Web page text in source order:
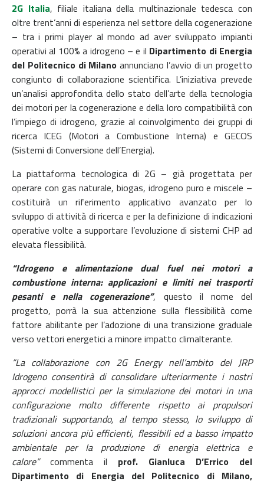
2G Italia, filiale italiana della multinazionale tedesca con
oltre trent’anni di esperienza nel settore della cogenerazione
– tra i primi player al mondo ad aver sviluppato impianti
operativi al 100% a idrogeno – e il Dipartimento di Energia
del Politecnico di Milano annunciano l’avvio di un progetto
congiunto di collaborazione scientifica. L’iniziativa prevede
un’analisi approfondita dello stato dell’arte della tecnologia
dei motori per la cogenerazione e della loro compatibilità con
l’impiego di idrogeno, grazie al coinvolgimento dei gruppi di
ricerca ICEG (Motori a Combustione Interna) e GECOS
(Sistemi di Conversione dell’Energia).
La piattaforma tecnologica di 2G – già progettata per
operare con gas naturale, biogas, idrogeno puro e miscele –
costituirà un riferimento applicativo avanzato per lo
sviluppo di attività di ricerca e per la definizione di indicazioni
operative volte a supportare l’evoluzione di sistemi CHP ad
elevata flessibilità.
“Idrogeno e alimentazione dual fuel nei motori a
combustione interna: applicazioni e limiti nei trasporti
pesanti e nella cogenerazione”, questo il nome del
progetto, porrà la sua attenzione sulla flessibilità come
fattore abilitante per l’adozione di una transizione graduale
verso vettori energetici a minore impatto climalterante.
“La collaborazione con 2G Energy nell’ambito del JRP
Idrogeno consentirà di consolidare ulteriormente i nostri
approcci modellistici per la simulazione dei motori in una
configurazione molto differente rispetto ai propulsori
tradizionali supportando, al tempo stesso, lo sviluppo di
soluzioni ancora più efficienti, flessibili ed a basso impatto
ambientale per la produzione di energia elettrica e
calore” commenta il prof. Gianluca D’Errico del
Dipartimento di Energia del Politecnico di Milano,